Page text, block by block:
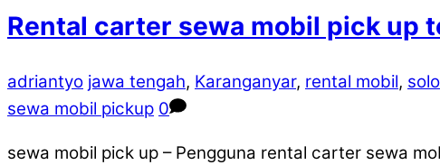
Rental carter sewa mobil pick up
adriantyo jawa tengah, Karanganyar, rental mobil, solo
sewa mobil pickup 0
sewa mobil pick up – Pengguna rental carter sewa